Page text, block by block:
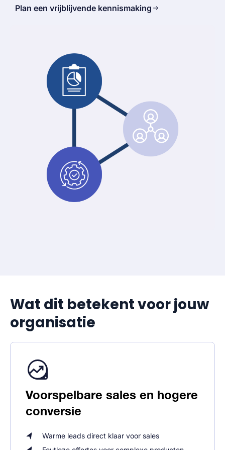
Plan een vrijblijvende kennismaking
Wat dit betekent voor jouw
organisatie
Voorspelbare sales en hogere
conversie
Warme leads direct klaar voor sales